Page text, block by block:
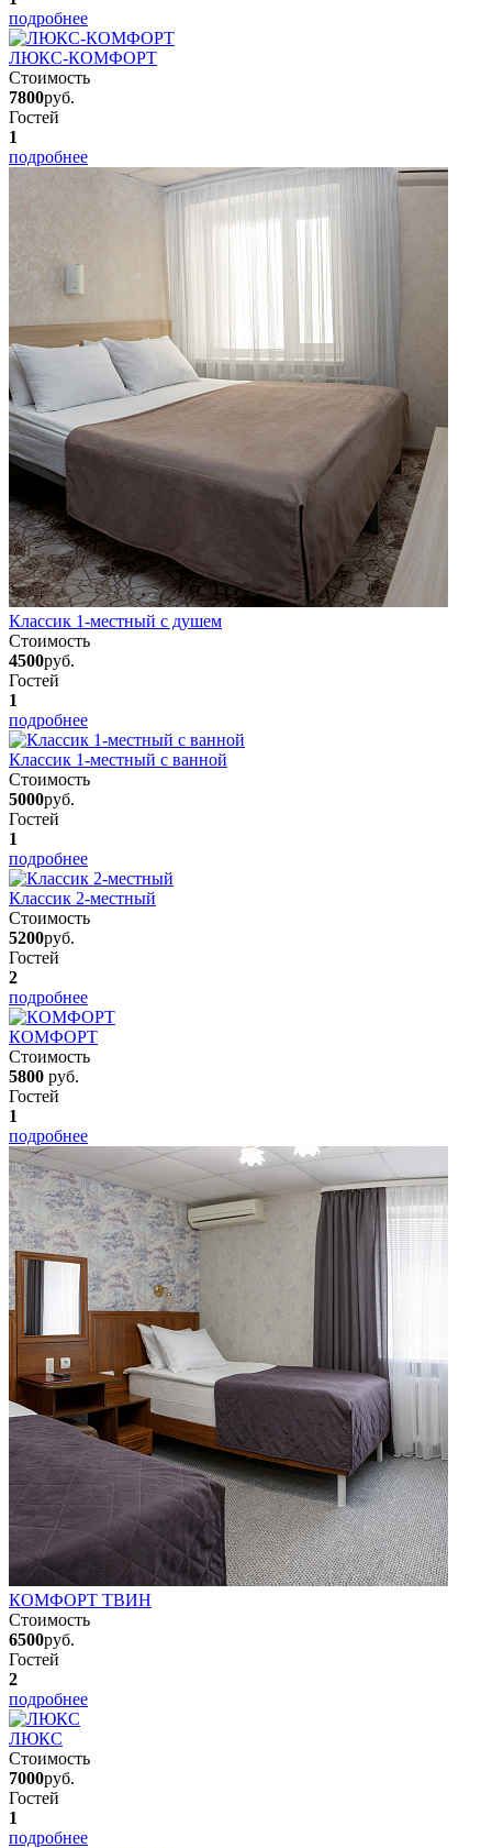
подробнее
ЛЮКС-КОМФОРТ
Стоимость
7800руб.
Гостей
1
подробнее
Классик 1-местный с душем
Стоимость
4500руб.
Гостей
1
подробнее
Классик 1-местный с ванной
Стоимость
5000руб.
Гостей
1
подробнее
Классик 2-местный
Стоимость
5200руб.
Гостей
2
подробнее
КОМФОРТ
Стоимость
5800 руб.
Гостей
1
подробнее
КОМФОРТ ТВИН
Стоимость
6500руб.
Гостей
2
подробнее
ЛЮКС
Стоимость
7000руб.
Гостей
1
подробнее